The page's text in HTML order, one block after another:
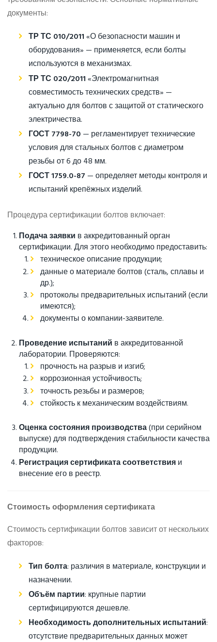
документы:
ТР ТС 010/2011«О безопасности машин и
оборудования» — применяется, если болты
используются в механизмах.
ТР ТС 020/2011«Электромагнитная
совместимость технических средств» —
актуально для болтов с защитой от статического
электричества.
ГОСТ 7798-70 — регламентирует технические
условия для стальных болтов с диаметром
резьбы от 6 до 48 мм.
ГОСТ 1759.0-87 — определяет методы контроля и
испытаний крепёжных изделий.
Процедура сертификации болтов включает:
Подача заявки в аккредитованный орган
сертификации. Для этого необходимо предоставить:
техническое описание продукции;
данные о материале болтов (сталь, сплавы и
др.);
протоколы предварительных испытаний (если
имеются);
документы о компании-заявителе.
Проведение испытаний в аккредитованной
лаборатории. Проверяются:
прочность на разрыв и изгиб;
коррозионная устойчивость;
точность резьбы и размеров;
стойкость к механическим воздействиям.
Оценка состояния производства(при серийном
выпуске) для подтверждения стабильности качества
продукции.
Регистрация сертификата соответствияи
внесение его в реестр.
Стоимость оформления сертификата
Стоимость сертификации болтов зависит от нескольких
факторов:
Тип болта: различия в материале, конструкции и
назначении.
Объём партии: крупные партии
сертифицируются дешевле.
Необходимость дополнительных испытаний:
отсутствие предварительных данных может